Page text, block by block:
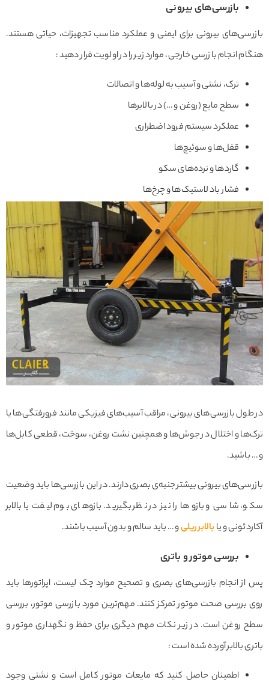
بازرسی‌های بیرونی
بازرسی‌های بیرونی برای ایمنی و عملکرد مناسب تجهیزات، حیاتی هستند.
هنگام انجام بازرسی خارجی، موارد زیر را در اولویت قرار دهید :
ترک، نشتی و آسیب به لوله‌ها و اتصالات
سطح مایع (روغن و …) در بالابرها
عملکرد سیستم فرود اضطراری
قفل‌ها و سوئیچ‌ها
گاردها و نرده‌های سکو
فشار باد لاستیک‌ها و چرخ‌ها
در طول بازرسی‌های بیرونی، مراقب آسیب‌های فیزیکی مانند فرورفتگی‌ها یا
ترک‌ها و اختلال در جوش‌ها و همچنین نشت روغن، سوخت، قطعی کابل‌ها
و … باشید.
بازرسی‌های بیرونی بیشتر جنبه‌ی بصری دارند. در این بازرسی‌ها باید وضعیت
سکو، شاسی و بازوها را نیز در نظر بگیرید. بازوهای بوم لیفت یا بالابر
آکاردئونی و یابالابر ریلیو … باید سالم و بدون آسیب باشند.
بررسی موتور و باتری
پس از انجام بازرسی‌های بصری و تصحیح موارد چک لیست، اپراتورها باید
روی بررسی صحت موتور تمرکز کنند. مهم‌ترین مورد بازرسی موتور، بررسی
سطح روغن است. در زیر نکات مهم دیگری برای حفظ و نگهداری موتور و
باتری بالابر آورده شده است :
اطمینان حاصل کنید که مایعات موتور کامل است و نشتی وجود